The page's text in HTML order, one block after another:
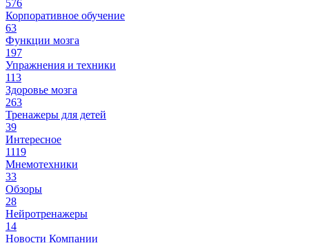
576
Корпоративное обучение
63
Функции мозга
197
Упражнения и техники
113
Здоровье мозга
263
Тренажеры для детей
39
Интересное
1119
Мнемотехники
33
Обзоры
28
Нейротренажеры
14
Новости Компании